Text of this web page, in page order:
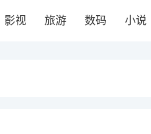
影视 旅游 数码 小说